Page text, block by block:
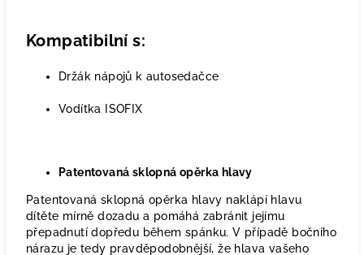
Kompatibilní s:
Držák nápojů k autosedačce
Vodítka ISOFIX
Patentovaná sklopná opěrka hlavy
Patentovaná sklopná opěrka hlavy naklápí hlavu
dítěte mírně dozadu a pomáhá zabránit jejímu
přepadnutí dopředu během spánku. V případě bočního
nárazu je tedy pravděpodobnější, že hlava vašeho